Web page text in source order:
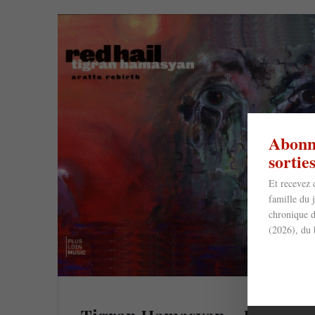
Et recevez
famille du
chronique
(2026), du